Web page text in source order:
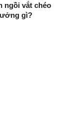
ngồi vắt chéo
gì?